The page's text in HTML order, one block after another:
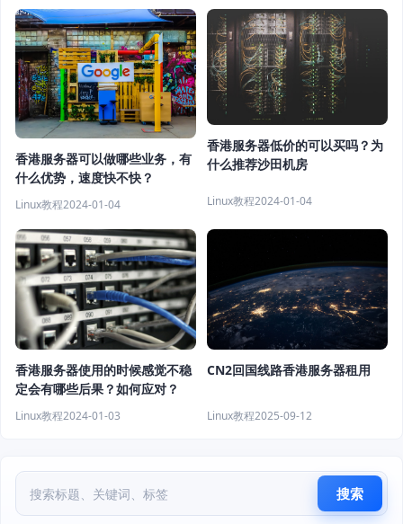
香港服务器可以做哪些业务，有
什么优势，速度快不快？
Linux教程2024-01-04
香港服务器低价的可以买吗？为
什么推荐沙田机房
Linux教程2024-01-04
香港服务器使用的时候感觉不稳
定会有哪些后果？如何应对？
Linux教程2024-01-03
CN2回国线路香港服务器租用
Linux教程2025-09-12
搜索